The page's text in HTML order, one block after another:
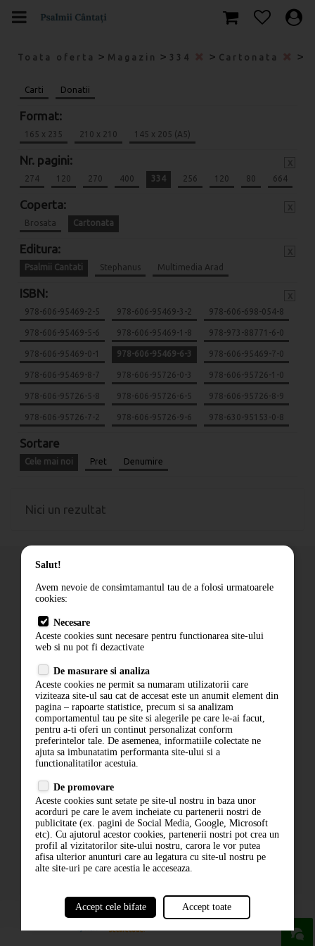
Toata oferta > Magazin > 334 > Cartonata >
Carti Donatii
Format:
165 x 235 210 x 210 145 x 205 (A5)
Nr. pagini:
274 120 270 400 334 256 120 80 664
Coperta:
Brosata Cartonata
Editura:
Psalmii Cantati Stephanus Multimedia Arad
ISBN:
978-606-95469-2-5 978-606-95469-3-2 978-606-698-054-8
978-606-95469-5-6 978-606-95469-1-8 978-973-88771-6-0
978-606-95469-0-1 978-606-95469-6-3 978-606-95469-7-0
978-606-95469-8-7 978-606-95726-0-3 978-606-95726-1-0
978-606-95726-5-8 978-606-95726-6-5 978-606-95726-8-9
978-606-95726-7-2 978-606-95726-9-6 978-630-95153-0-8
Sortare
Cele mai noi Pret Denumire
Nici un rezultat
Cum comand
Livrare
Contact
Politica de confidentialitate
ANPC
ABONARE LA NEWSLETTER
ABONARE
Salut!
Avem nevoie de consimtamantul tau de a folosi urmatoarele
cookies:
Necesare
Aceste cookies sunt necesare pentru functionarea site-ului
web si nu pot fi dezactivate
De masurare si analiza
Aceste cookies ne permit sa numaram utilizatorii care
viziteaza site-ul sau cat de accesat este un anumit element din
pagina – rapoarte statistice, precum si sa analizam
comportamentul tau pe site si alegerile pe care le-ai facut,
pentru a-ti oferi un continut personalizat conform
preferintelor tale. De asemenea, informatiile colectate ne
ajuta sa imbunatatim performanta site-ului si a
functionalitatilor acestuia.
De promovare
Aceste cookies sunt setate pe site-ul nostru in baza unor
acorduri pe care le avem incheiate cu partenerii nostri de
publicitate (ex. pagini de Social Media, Google, Microsoft
etc). Cu ajutorul acestor cookies, partenerii nostri pot crea un
profil al vizitatorilor site-ului nostru, carora le vor putea
afisa ulterior anunturi care au legatura cu site-ul nostru pe
alte site-uri pe care acestia le acceseaza.
Accept cele bifate Accept toate